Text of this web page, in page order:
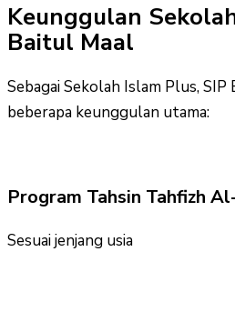
Keunggulan
Baitul Maal
Sebagai Sekolah Islam Plus,
beberapa keunggulan utama:
Program Tahsin Tahfizh
Sesuai jenjang usia